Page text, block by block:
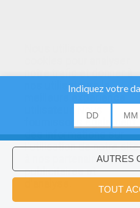
notre trafic et donner à
nos utilisateurs la
meilleure expérience
utilisateur. Nous
fournissons également
des informations sur
l'utilisation de notre site
à nos partenaires
publicitaires et
Voulez-vous